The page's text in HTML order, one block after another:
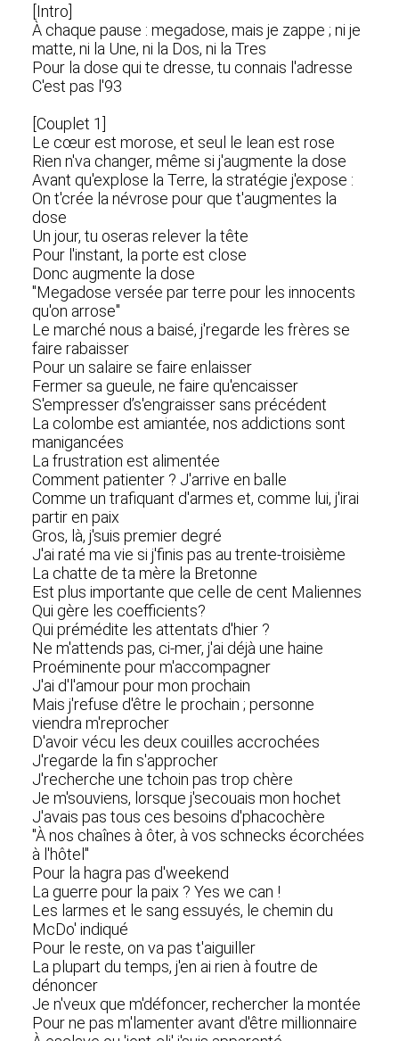
[Intro]
À chaque pause : megadose, mais je zappe ; ni je
matte, ni la Une, ni la Dos, ni la Tres
Pour la dose qui te dresse, tu connais l'adresse
C'est pas l'93
[Couplet 1]
Le cœur est morose, et seul le lean est rose
Rien n'va changer, même si j'augmente la dose
Avant qu'explose la Terre, la stratégie j'expose :
On t'crée la névrose pour que t'augmentes la
dose
Un jour, tu oseras relever la tête
Pour l'instant, la porte est close
Donc augmente la dose
"Megadose versée par terre pour les innocents
qu'on arrose"
Le marché nous a baisé, j'regarde les frères se
faire rabaisser
Pour un salaire se faire enlaisser
Fermer sa gueule, ne faire qu'encaisser
S'empresser d’s'engraisser sans précédent
La colombe est amiantée, nos addictions sont
manigancées
La frustration est alimentée
Comment patienter ? J'arrive en balle
Comme un trafiquant d'armes et, comme lui, j'irai
partir en paix
Gros, là, j'suis premier degré
J'ai raté ma vie si j'finis pas au trente-troisième
La chatte de ta mère la Bretonne
Est plus importante que celle de cent Maliennes
Qui gère les coefficients?
Qui prémédite les attentats d'hier ?
Ne m'attends pas, ci-mer, j'ai déjà une haine
Proéminente pour m'accompagner
J'ai d'l'amour pour mon prochain
Mais j'refuse d'être le prochain ; personne
viendra m'reprocher
D'avoir vécu les deux couilles accrochées
J'regarde la fin s'approcher
J'recherche une tchoin pas trop chère
Je m'souviens, lorsque j'secouais mon hochet
J'avais pas tous ces besoins d'phacochère
"À nos chaînes à ôter, à vos schnecks écorchées
à l'hôtel"
Pour la hagra pas d'weekend
La guerre pour la paix ? Yes we can !
Les larmes et le sang essuyés, le chemin du
McDo' indiqué
Pour le reste, on va pas t'aiguiller
La plupart du temps, j'en ai rien à foutre de
dénoncer
Je n'veux que m'défoncer, rechercher la montée
Pour ne pas m'lamenter avant d'être millionnaire